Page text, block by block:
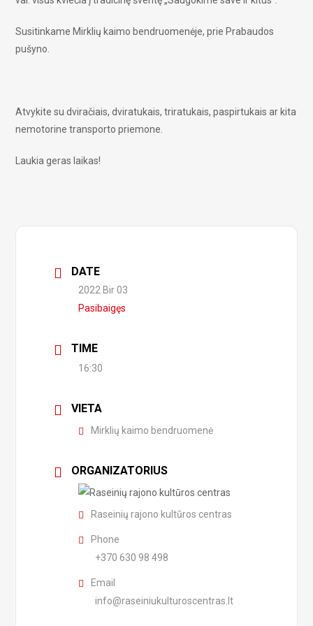
Susitinkame Mirklių kaimo bendruomenėje, prie Prabaudos
pušyno.
Atvykite su dviračiais, dviratukais, triratukais, paspirtukais ar kita
nemotorine transporto priemone.
Laukia geras laikas!
DATE
2022 Bir 03
Pasibaigęs
TIME
16:30
VIETA
Mirklių kaimo bendruomenė
ORGANIZATORIUS
Raseinių rajono kultūros centras
Phone
+370 630 98 498
Email
info@raseiniukulturoscentras.lt